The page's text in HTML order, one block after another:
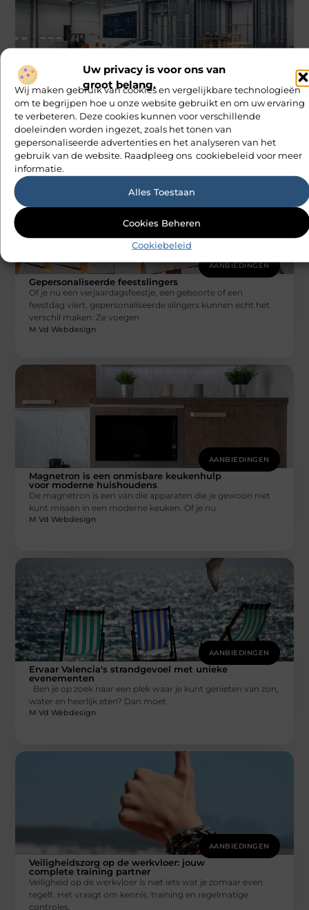
Uw privacy is voor ons van
groot belang.
Wij maken gebruik van cookies en vergelijkbare technologieën
om te begrijpen hoe u onze website gebruikt en om uw ervaring
te verbeteren. Deze cookies kunnen voor verschillende
doeleinden worden ingezet, zoals het tonen van
gepersonaliseerde advertenties en het analyseren van het
gebruik van de website. Raadpleeg ons cookiebeleid voor meer
informatie.
Alles Toestaan
Cookies Beheren
Cookiebeleid
AANBIEDINGEN
Hoe een slim geplaatste autolift de
efficiëntie van een goederenlift merkbaar
verhoogt
Stel je voor dat leveringen elkaar in de weg zitten bij de
laadzone en dat een volle lift telkens moet
M Vd Webdesign
AANBIEDINGEN
Gepersonaliseerde feestslingers
Of je nu een verjaardagsfeestje, een geboorte of een
feestdag viert, gepersonaliseerde slingers kunnen echt het
verschil maken. Ze voegen
M Vd Webdesign
AANBIEDINGEN
Magnetron is een onmisbare keukenhulp
voor moderne huishoudens
De magnetron is een van die apparaten die je gewoon niet
kunt missen in een moderne keuken. Of je nu
M Vd Webdesign
AANBIEDINGEN
Ervaar Valencia's strandgevoel met unieke
evenementen
Ben je op zoek naar een plek waar je kunt genieten van zon,
water en heerlijk eten? Dan moet
M Vd Webdesign
AANBIEDINGEN
Veiligheidszorg op de werkvloer: jouw
complete training partner
Veiligheid op de werkvloer is niet iets wat je zomaar even
regelt. Het vraagt om kennis, training en regelmatige
controles.